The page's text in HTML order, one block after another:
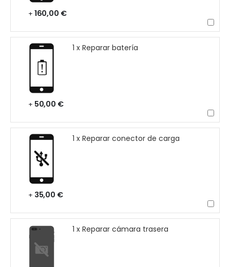
+ 160,00 €
1 x Reparar batería
+ 50,00 €
1 x Reparar conector de carga
+ 35,00 €
1 x Reparar cámara trasera